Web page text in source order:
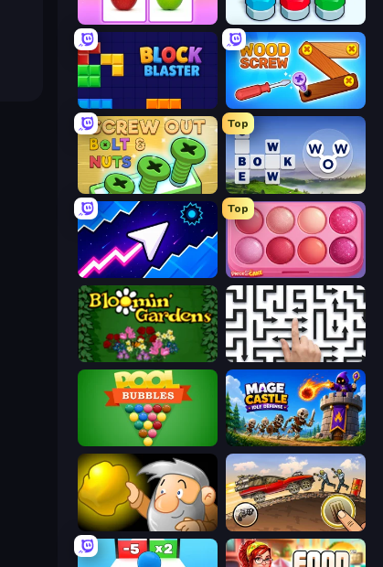
What's The Difference?
Block Blaster Wood Screw: Bolts Puzzle
Screw Out: Bolts and Nuts
Top
Words of Wonders
Space Waves
Top
Piece of Cake: Merge and Bake
Blooming Gardens Arrow Escape: Puzzle
Pool Bubbles Mage Castle Idle Defense
Gold Miner Earn to Die: Zombie Ride